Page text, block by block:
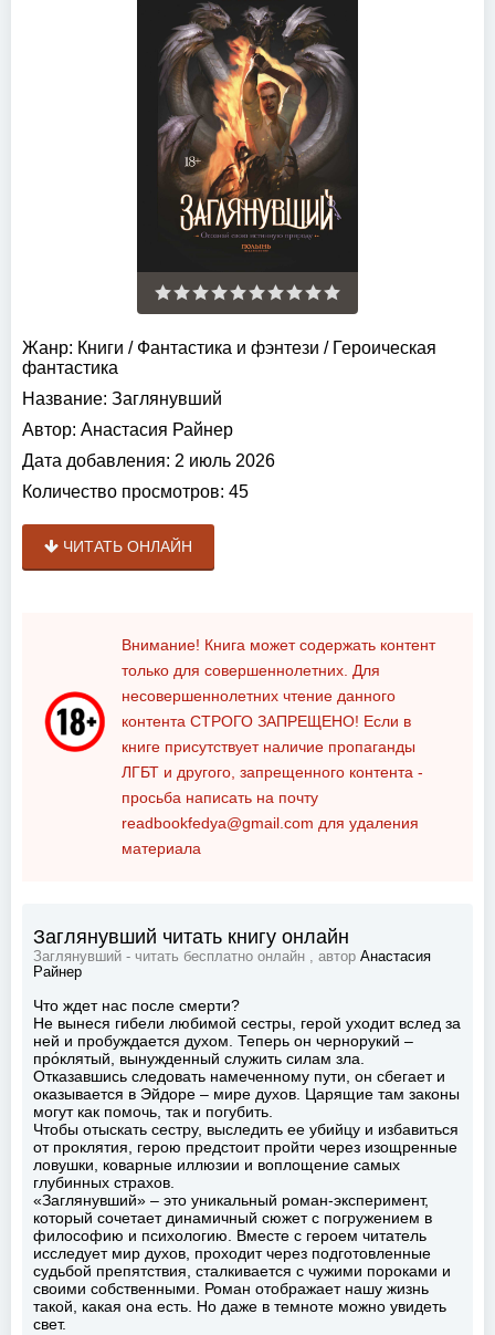
Жанр: Книги / Фантастика и фэнтези / Героическая
фантастика
Название: Заглянувший
Автор: Анастасия Райнер
Дата добавления: 2 июль 2026
Количество просмотров: 45
ЧИТАТЬ ОНЛАЙН
Внимание! Книга может содержать контент
только для совершеннолетних. Для
несовершеннолетних чтение данного
контента СТРОГО ЗАПРЕЩЕНО! Если в
книге присутствует наличие пропаганды
ЛГБТ и другого, запрещенного контента -
просьба написать на почту
readbookfedya@gmail.com для удаления
материала
Заглянувший читать книгу онлайн
Заглянувший - читать бесплатно онлайн , автор Анастасия
Райнер
Что ждет нас после смерти?
Не вынеся гибели любимой сестры, герой уходит вслед за
ней и пробуждается духом. Теперь он чернорукий –
про́клятый, вынужденный служить силам зла.
Отказавшись следовать намеченному пути, он сбегает и
оказывается в Эйдоре – мире духов. Царящие там законы
могут как помочь, так и погубить.
Чтобы отыскать сестру, выследить ее убийцу и избавиться
от проклятия, герою предстоит пройти через изощренные
ловушки, коварные иллюзии и воплощение самых
глубинных страхов.
«Заглянувший» – это уникальный роман-эксперимент,
который сочетает динамичный сюжет с погружением в
философию и психологию. Вместе с героем читатель
исследует мир духов, проходит через подготовленные
судьбой препятствия, сталкивается с чужими пороками и
своими собственными. Роман отображает нашу жизнь
такой, какая она есть. Но даже в темноте можно увидеть
свет.